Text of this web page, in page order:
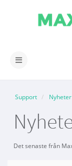
Växla
Support
Det senaste från